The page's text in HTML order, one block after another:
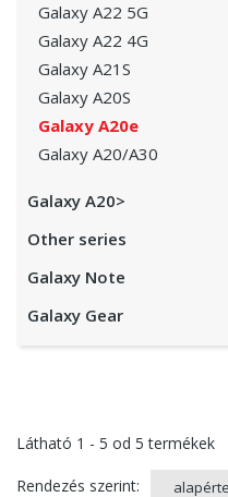
Galaxy A22 5G
Galaxy A22 4G
Galaxy A21S
Galaxy A20S
Galaxy A20e
Galaxy A20/A30
Galaxy A20>
Other series
Galaxy Note
Galaxy Gear
Látható 1 - 5 od 5 termékek
Rendezés szerint: